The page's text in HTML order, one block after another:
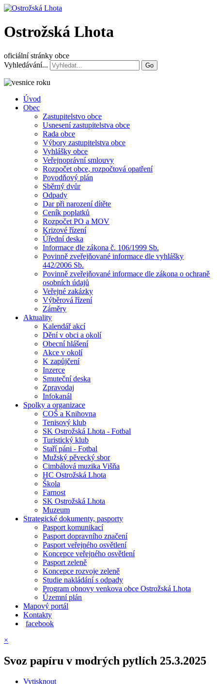
Ostrožská Lhota
oficiální stránky obce
Vyhledávání...
Go
Úvod
Obec
Zastupitelstvo obce
Usnesení zastupitelstva obce
Rada obce
Výbory zastupitelstva obce
Vyhlášky obce
Veřejnoprávní smlouvy
Rozpočet obce, rozpočtová opatření
Povodňový plán
Sběrný dvůr
Odpady
Dar při narození dítěte
Ceník poplatků
Rozpočet PO a MOV
Krizové řízení
Úřední deska
Informace dle zákona č. 106/1999 Sb.
Povinně zveřejňované informace dle vyhlášky
442/2006 Sb.
Povinně zveřejňované informace dle zákona o ochraně
osobních údajů
Veřejné zakázky
Výběrová řízení
Záměry
Aktuality
Kalendář akcí
Dění v obci a okolí
Obecní hlášení
Akce v okolí
K zapůjčení
Inzerce
Smuteční deska
Zpravodaj
Infokanál
Spolky a organizace
COŠ a Knihovna
Tenisový klub
SK Ostrožská Lhota - Fotbal
Turistický klub
Staří páni - Fotbal
Mužský pěvecký sbor
Cimbálová muzika Višňa
HC Ostrožská Lhota
Škola
Farnost
SK Ostrožská Lhota
Muzeum
Strategické dokumenty, pasporty
Pasport komunikací
Pasport dopravního značení
Pasport veřejného osvětlení
Koncepce veřejného osvětlení
Pasport zeleně
Koncepce rozvoje zeleně
Studie nakládání s odpady
Program obnovy venkova obce Ostrožská Lhota
Územní plán
Mapový portál
Kontakty
facebook
×
Svoz papíru v modrých pytlích 25.3.2025
Vytisknout